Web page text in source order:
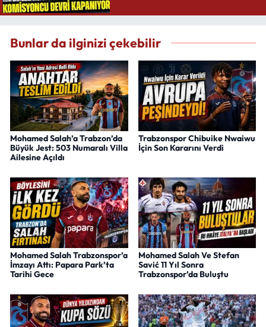
Bunlar da ilginizi çekebilir
Mohamed Salah’a Trabzon’da
Büyük Jest: 503 Numaralı Villa
Ailesine Açıldı
Trabzonspor Chibuike Nwaiwu
İçin Son Kararını Verdi
Mohamed Salah Trabzonspor’a
İmzayı Attı: Papara Park’ta
Tarihi Gece
Mohamed Salah Ve Stefan
Savić 11 Yıl Sonra
Trabzonspor’da Buluştu